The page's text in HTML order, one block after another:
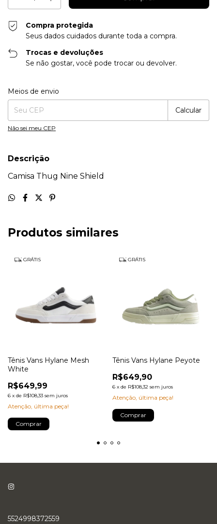
Compra protegida
Seus dados cuidados durante toda a compra.
Trocas e devoluções
Se não gostar, você pode trocar ou devolver.
Entregas para o CEP:
Meios de envio
Calcular
Não sei meu CEP
Descrição
Camisa Thug Nine Shield
Produtos similares
GRÁTIS
Tênis Vans Hylane Mesh
White
R$649,99
6 x de R$108,33 sem juros
Atenção, última peça!
Comprar
GRÁTIS
Tênis Vans Hylane Peyote
R$649,90
6 x de R$108,32 sem juros
Atenção, última peça!
Comprar
5524998372559